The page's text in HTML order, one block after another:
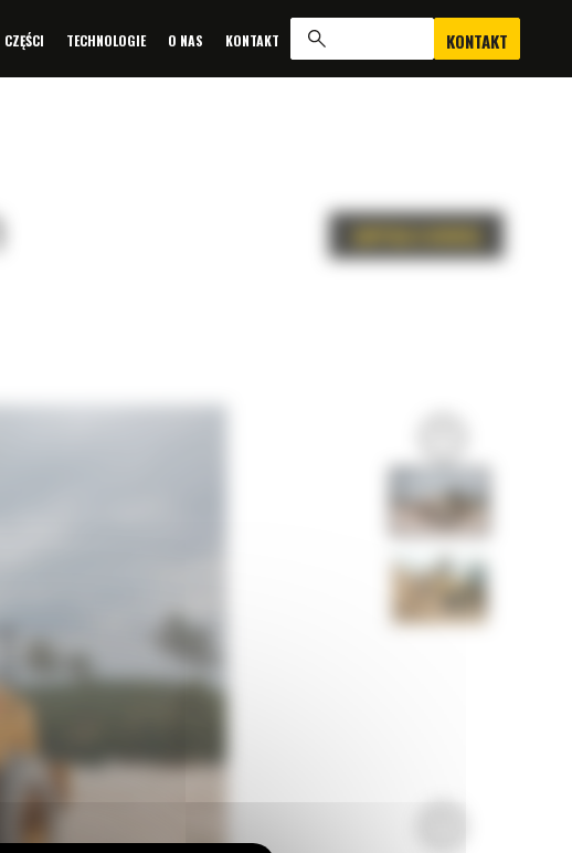
CZĘŚCI TECHNOLOGIE O NAS KONTAKT KONTAKT